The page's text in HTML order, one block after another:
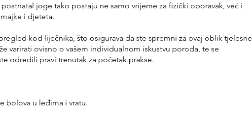
joge tako postaju ne samo vrijeme za fizički oporavak, već i
i djeteta.
kod liječnika, što osigurava da ste spremni za ovaj oblik tjelesne
varirati ovisno o vašem individualnom iskustvu poroda, te se
odredili pravi trenutak za početak prakse.
bolova u leđima i vratu.